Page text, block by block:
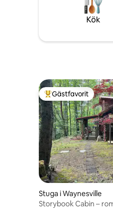
Kök
Populär gästfavorit
Gästfavorit
Stuga i Waynesville
Storybook Cabin –